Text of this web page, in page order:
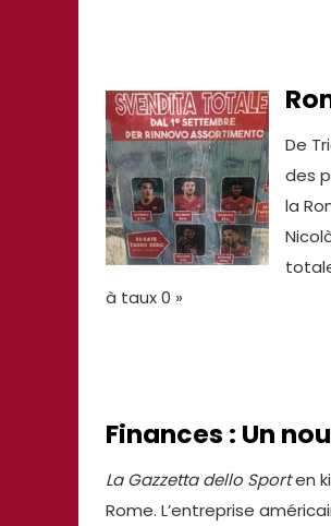
De
des
la
à taux 0 »
Finances : Un
La Gazzetta dello Sporten
Rome. L’entreprise